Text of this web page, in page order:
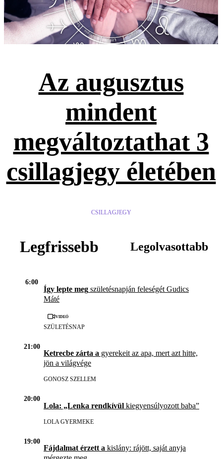
Az augusztus
mindent
megváltoztathat 3
csillagjegy életében
CSILLAGJEGY
Legfrissebb Legolvasottabb
6:00
Így lepte meg születésnapján feleségét Gudics
Máté
Videó
SZÜLETÉSNAP
21:00
Ketrecbe zárta a gyerekeit az apa, mert azt hitte,
jön a világvége
GONOSZ SZELLEM
20:00
Lola: „Lenka rendkívül kiegyensúlyozott baba”
LOLA GYERMEKE
19:00
Fájdalmat érzett a kislány: rájött, saját anyja